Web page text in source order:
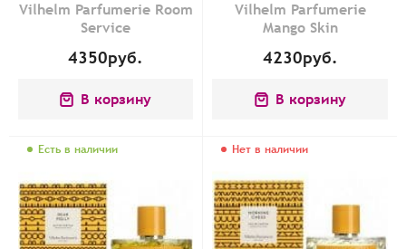
Vilhelm Parfumerie Room
Service
4350руб.
В корзину
Vilhelm Parfumerie
Mango Skin
4230руб.
В корзину
Есть в наличии Нет в наличии